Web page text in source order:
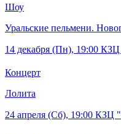
Шоу
Уральские пельмени.
14 декабря (Пн), 19:00 КЗЦ
Концерт
Лолита
24 апреля (Сб), 19:00 КЗЦ